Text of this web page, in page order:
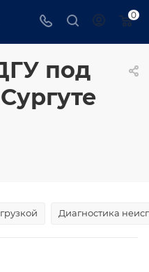
0
под
Диагностика